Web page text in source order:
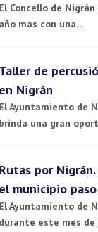
El Concello de
año mas con una…
Taller de
en Nigrán
El Ayuntamiento de
brinda una gran
Rutas por
el municipio
El Ayuntamiento de
durante este mes